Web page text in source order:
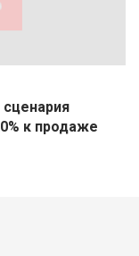
к продаже